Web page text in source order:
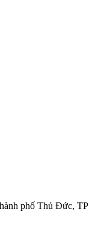
phố Thủ Đức, TP